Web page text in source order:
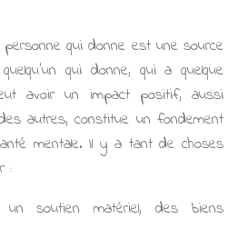
qui donne est une source
qui donne, qui a quelque
avoir un impact positif, aussi
autres, constitue un fondement
mentale. Il y a tant de choses
:
un soutien matériel, des biens